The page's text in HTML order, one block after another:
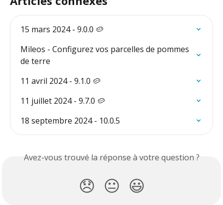
15 mars 2024 - 9.0.0 🥔
Mileos - Configurez vos parcelles de pommes
de terre
11 avril 2024 - 9.1.0 🥔
11 juillet 2024 - 9.7.0 🥔
18 septembre 2024 - 10.0.5
Avez-vous trouvé la réponse à votre question ?
😞 😐 😃